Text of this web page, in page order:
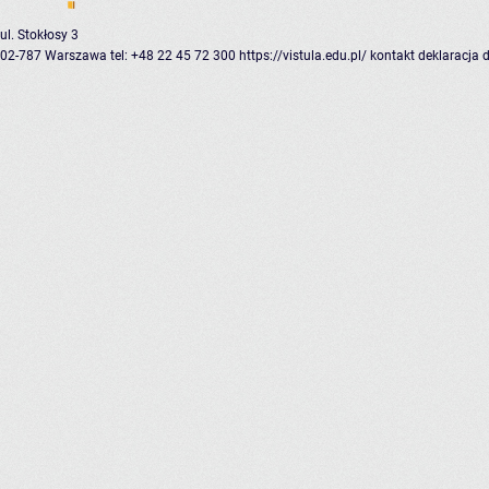
ul. Stokłosy 3
02-787 Warszawa tel: +48 22 45 72 300 https://vistula.edu.pl/ kontakt deklaracja